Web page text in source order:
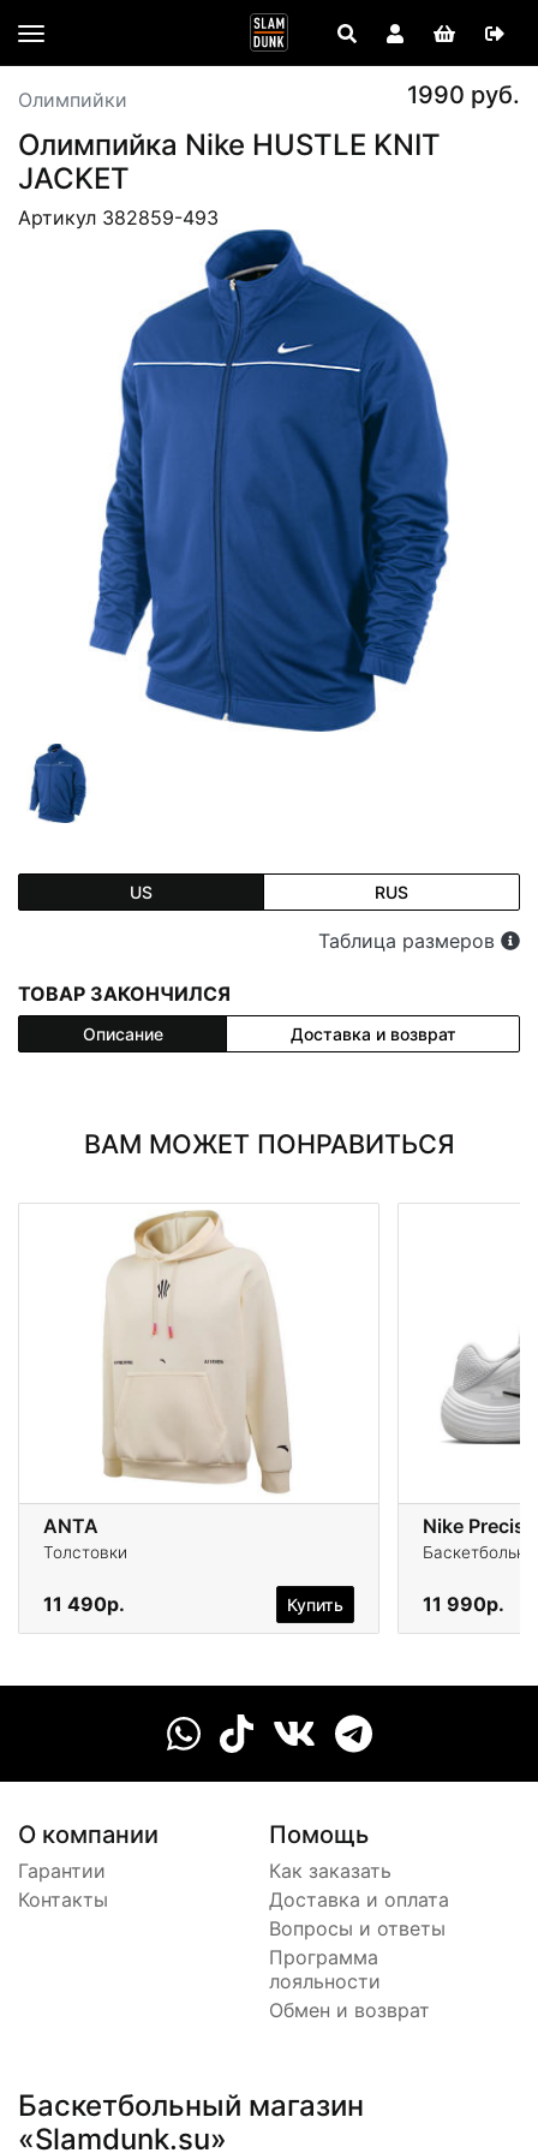
Олимпийки 1990 руб.
Олимпийка Nike HUSTLE KNIT
JACKET
Артикул 382859-493
US RUS
Таблица размеров
ТОВАР ЗАКОНЧИЛСЯ
Описание Доставка и возврат
ВАМ МОЖЕТ ПОНРАВИТЬСЯ
ANTA
Толстовки
11 490р. Купить
Nike
11 990р.
О компании
Гарантии
Контакты
Помощь
Как заказать
Доставка и оплата
Вопросы и ответы
Программа
лояльности
Обмен и возврат
Баскетбольный магазин
«Slamdunk.su»